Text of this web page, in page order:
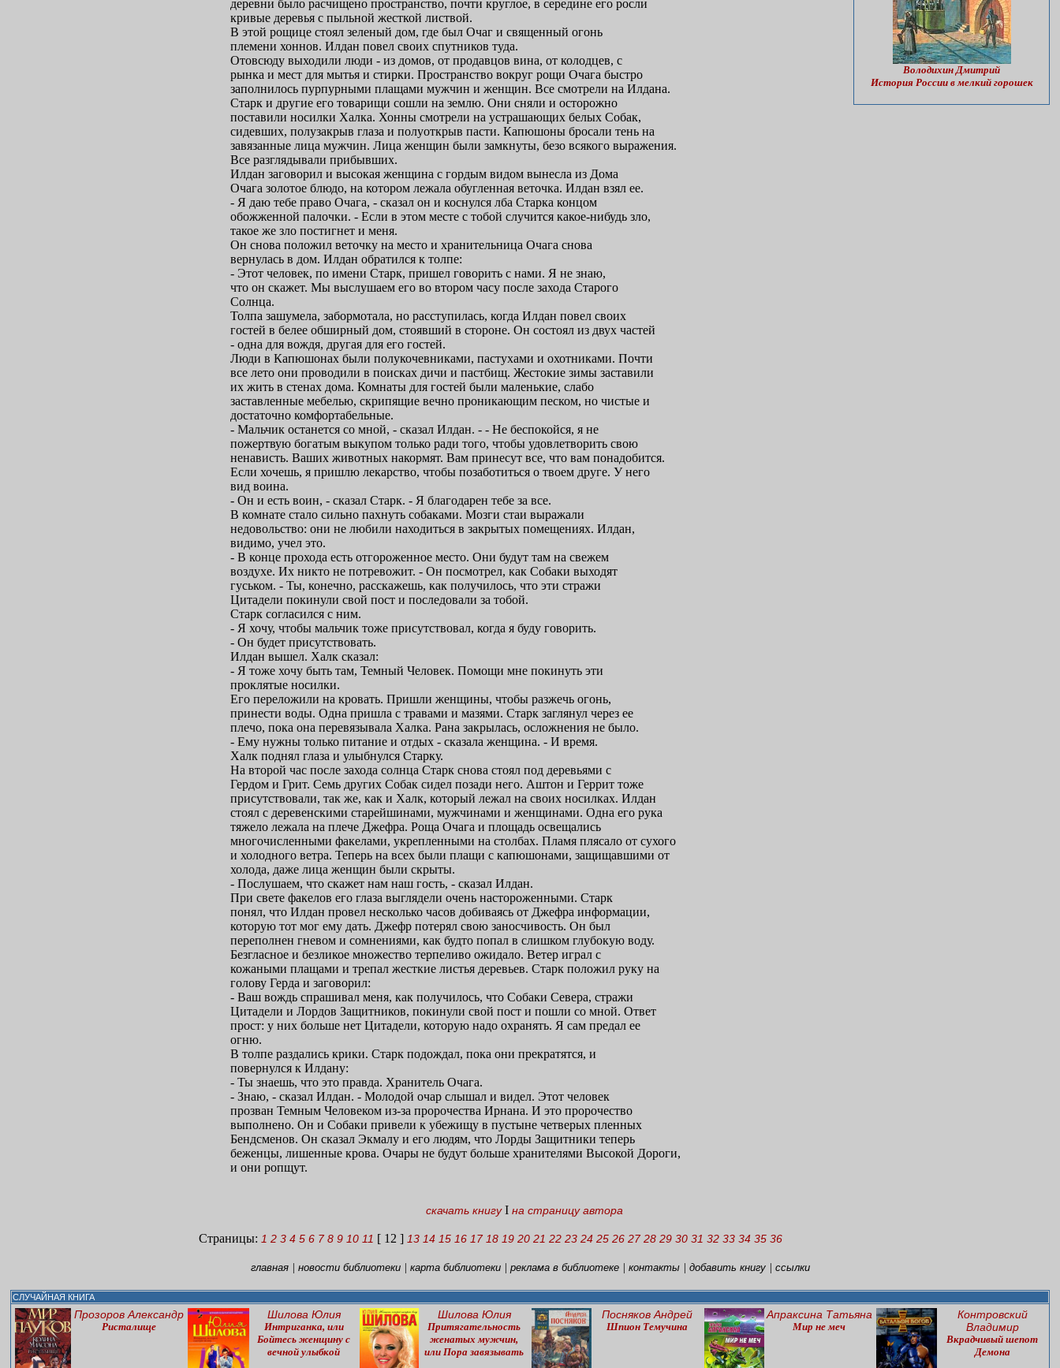
деревни было расчищено пространство, почти круглое, в середине его росли
кривые деревья с пыльной жесткой листвой.
В этой рощице стоял зеленый дом, где был Очаг и священный огонь
племени хоннов. Илдан повел своих спутников туда.
Отовсюду выходили люди - из домов, от продавцов вина, от колодцев, с
рынка и мест для мытья и стирки. Пространство вокруг рощи Очага быстро
заполнилось пурпурными плащами мужчин и женщин. Все смотрели на Илдана.
Старк и другие его товарищи сошли на землю. Они сняли и осторожно
поставили носилки Халка. Хонны смотрели на устрашающих белых Собак,
сидевших, полузакрыв глаза и полуоткрыв пасти. Капюшоны бросали тень на
завязанные лица мужчин. Лица женщин были замкнуты, безо всякого выражения.
Все разглядывали прибывших.
Илдан заговорил и высокая женщина с гордым видом вынесла из Дома
Очага золотое блюдо, на котором лежала обугленная веточка. Илдан взял ее.
- Я даю тебе право Очага, - сказал он и коснулся лба Старка концом
обожженной палочки. - Если в этом месте с тобой случится какое-нибудь зло,
такое же зло постигнет и меня.
Он снова положил веточку на место и хранительница Очага снова
вернулась в дом. Илдан обратился к толпе:
- Этот человек, по имени Старк, пришел говорить с нами. Я не знаю,
что он скажет. Мы выслушаем его во втором часу после захода Старого
Солнца.
Толпа зашумела, забормотала, но расступилась, когда Илдан повел своих
гостей в белее обширный дом, стоявший в стороне. Он состоял из двух частей
- одна для вождя, другая для его гостей.
Люди в Капюшонах были полукочевниками, пастухами и охотниками. Почти
все лето они проводили в поисках дичи и пастбищ. Жестокие зимы заставили
их жить в стенах дома. Комнаты для гостей были маленькие, слабо
заставленные мебелью, скрипящие вечно проникающим песком, но чистые и
достаточно комфортабельные.
- Мальчик останется со мной, - сказал Илдан. - - Не беспокойся, я не
пожертвую богатым выкупом только ради того, чтобы удовлетворить свою
ненависть. Ваших животных накормят. Вам принесут все, что вам понадобится.
Если хочешь, я пришлю лекарство, чтобы позаботиться о твоем друге. У него
вид воина.
- Он и есть воин, - сказал Старк. - Я благодарен тебе за все.
В комнате стало сильно пахнуть собаками. Мозги стаи выражали
недовольство: они не любили находиться в закрытых помещениях. Илдан,
видимо, учел это.
- В конце прохода есть отгороженное место. Они будут там на свежем
воздухе. Их никто не потревожит. - Он посмотрел, как Собаки выходят
гуськом. - Ты, конечно, расскажешь, как получилось, что эти стражи
Цитадели покинули свой пост и последовали за тобой.
Старк согласился с ним.
- Я хочу, чтобы мальчик тоже присутствовал, когда я буду говорить.
- Он будет присутствовать.
Илдан вышел. Халк сказал:
- Я тоже хочу быть там, Темный Человек. Помощи мне покинуть эти
проклятые носилки.
Его переложили на кровать. Пришли женщины, чтобы разжечь огонь,
принести воды. Одна пришла с травами и мазями. Старк заглянул через ее
плечо, пока она перевязывала Халка. Рана закрылась, осложнения не было.
- Ему нужны только питание и отдых - сказала женщина. - И время.
Халк поднял глаза и улыбнулся Старку.
На второй час после захода солнца Старк снова стоял под деревьями с
Гердом и Грит. Семь других Собак сидел позади него. Аштон и Геррит тоже
присутствовали, так же, как и Халк, который лежал на своих носилках. Илдан
стоял с деревенскими старейшинами, мужчинами и женщинами. Одна его рука
тяжело лежала на плече Джефра. Роща Очага и площадь освещались
многочисленными факелами, укрепленными на столбах. Пламя плясало от сухого
и холодного ветра. Теперь на всех были плащи с капюшонами, защищавшими от
холода, даже лица женщин были скрыты.
- Послушаем, что скажет нам наш гость, - сказал Илдан.
При свете факелов его глаза выглядели очень настороженными. Старк
понял, что Илдан провел несколько часов добиваясь от Джефра информации,
которую тот мог ему дать. Джефр потерял свою заносчивость. Он был
переполнен гневом и сомнениями, как будто попал в слишком глубокую воду.
Безгласное и безликое множество терпеливо ожидало. Ветер играл с
кожаными плащами и трепал жесткие листья деревьев. Старк положил руку на
голову Герда и заговорил:
- Ваш вождь спрашивал меня, как получилось, что Собаки Севера, стражи
Цитадели и Лордов Защитников, покинули свой пост и пошли со мной. Ответ
прост: у них больше нет Цитадели, которую надо охранять. Я сам предал ее
огню.
В толпе раздались крики. Старк подождал, пока они прекратятся, и
повернулся к Илдану:
- Ты знаешь, что это правда. Хранитель Очага.
- Знаю, - сказал Илдан. - Молодой очар слышал и видел. Этот человек
прозван Темным Человеком из-за пророчества Ирнана. И это пророчество
выполнено. Он и Собаки привели к убежищу в пустыне четверых пленных
Бендсменов. Он сказал Экмалу и его людям, что Лорды Защитники теперь
беженцы, лишенные крова. Очары не будут больше хранителями Высокой Дороги,
и они ропщут.
скачать книгуI на страницу автора
Страницы: 1 2 3 4 5 6 7 8 9 10 11 [ 12 ] 13 14 15 16 17 18 19 20 21 22 23 24 25 26 27 28 29 30 31 32 33 34 35 36
Володихин Дмитрий
История России в мелкий горошек
главная| новости библиотеки| карта библиотеки| реклама в библиотеке| контакты| добавить книгу| ссылки
СЛУЧАЙНАЯ КНИГА
Прозоров Александр
Ристалище
Шилова Юлия
Интриганка, или
Бойтесь женщину с
вечной улыбкой
Шилова Юлия
Притягательность
женатых мужчин,
или Пора завязывать
Посняков Андрей
Шпион Темучина
Апраксина Татьяна
Мир не меч
Контровский
Владимир
Вкрадчивый шепот
Демона